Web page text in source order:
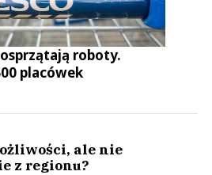
roboty.
placówek
ale nie
z regionu?